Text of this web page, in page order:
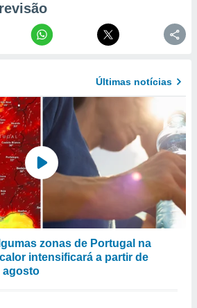
Últimas notícias
zonas de Portugal na
intensificará a partir de
agosto